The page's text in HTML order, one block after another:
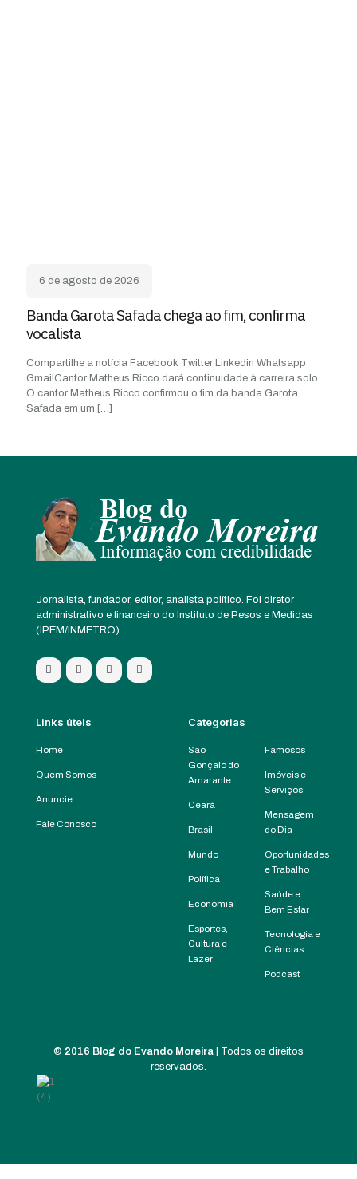
6 de agosto de 2026
Banda Garota Safada chega ao fim, confirma
vocalista
Compartilhe a notícia Facebook Twitter Linkedin Whatsapp
GmailCantor Matheus Ricco dará continuidade à carreira solo.
O cantor Matheus Ricco confirmou o fim da banda Garota
Safada em um […]
Jornalista, fundador, editor, analista político. Foi diretor
administrativo e financeiro do Instituto de Pesos e Medidas
(IPEM/INMETRO)
Links úteis
Home
Quem Somos
Anuncie
Fale Conosco
Categorias
São
Gonçalo do
Amarante
Ceará
Brasil
Mundo
Política
Economia
Esportes,
Cultura e
Lazer
Famosos
Imóveis e
Serviços
Mensagem
do Dia
Oportunidades
e Trabalho
Saúde e
Bem Estar
Tecnologia e
Ciências
Podcast
© 2016 Blog do Evando Moreira | Todos os direitos
reservados.